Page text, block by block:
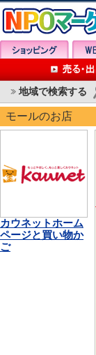
地域で検索する
モールのお店
カウネットホーム
ページと買い物か
ご